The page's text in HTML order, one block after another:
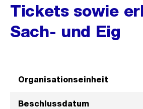
Tickets sowie
Sach- und Eig
Organisationseinheit
Beschlussdatum